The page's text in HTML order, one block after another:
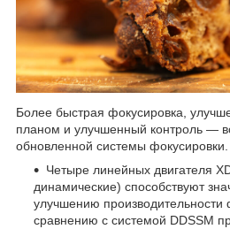
Более быстрая фокусировка,
планом и улучшенный контроль —
обновленной системы фокусировки.
Четыре линейных двигателя
динамические) способствуют
улучшению производительности
сравнению с системой DDSSM